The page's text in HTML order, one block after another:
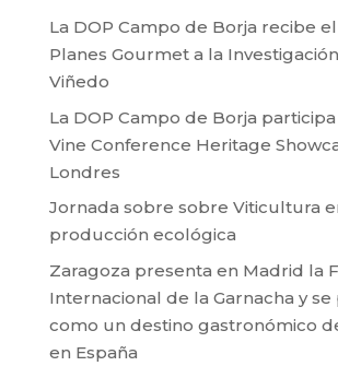
La DOP Campo de Borja recibe
Planes Gourmet a la
Viñedo
La DOP Campo de Borja
Vine Conference Heritage
Londres
Jornada sobre sobre Viticultura
producción ecológica
Zaragoza presenta en Madrid la
Internacional de la Garnacha y
como un destino gastronómico
en España